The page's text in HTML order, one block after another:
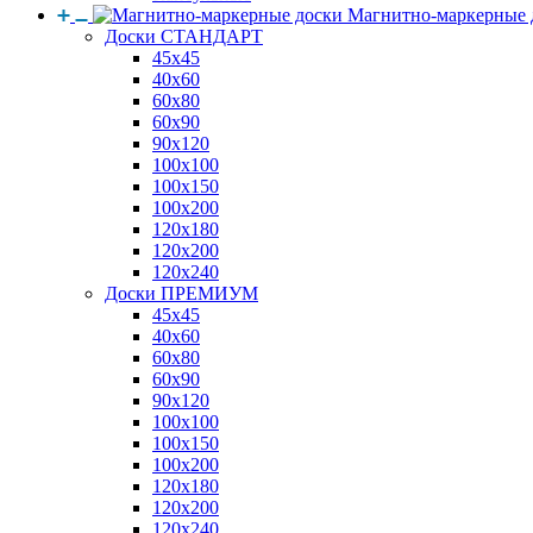
Магнитно-маркерные
Доски СТАНДАРТ
45x45
40x60
60x80
60x90
90x120
100x100
100x150
100x200
120x180
120x200
120x240
Доски ПРЕМИУМ
45x45
40x60
60x80
60x90
90x120
100x100
100x150
100x200
120x180
120x200
120x240